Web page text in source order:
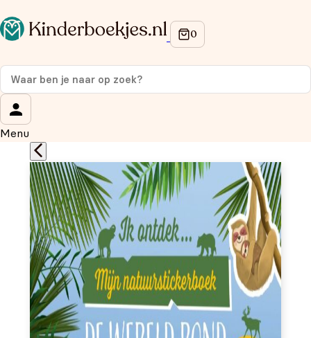
Menu
Op de hoogte blijven van onze acties?
Meld je aan voor onze nieuwsbrief en ontvang
korting
Wat is je voornaam?
Wat is je e-mailadres?*
Aanmelden
We gebruiken je gegevens om contact op te nemen, in
overeenstemming met onsprivacybeleid.